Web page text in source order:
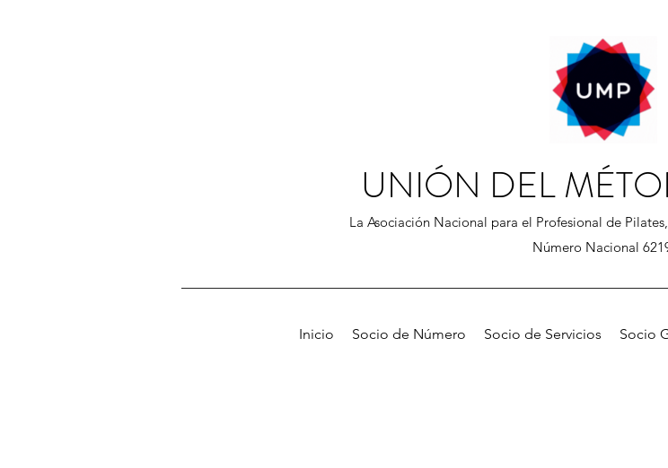
UNIÓN DEL
La Asociación Nacional para el Profesional de
Número Nacional
Inicio Socio de Número Socio de Servicios Socio